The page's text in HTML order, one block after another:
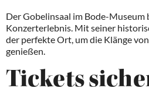
Der Gobelinsaal im Bode-Museum
Konzerterlebnis. Mit seiner
der perfekte Ort, um die Klänge
genießen.
Tickets